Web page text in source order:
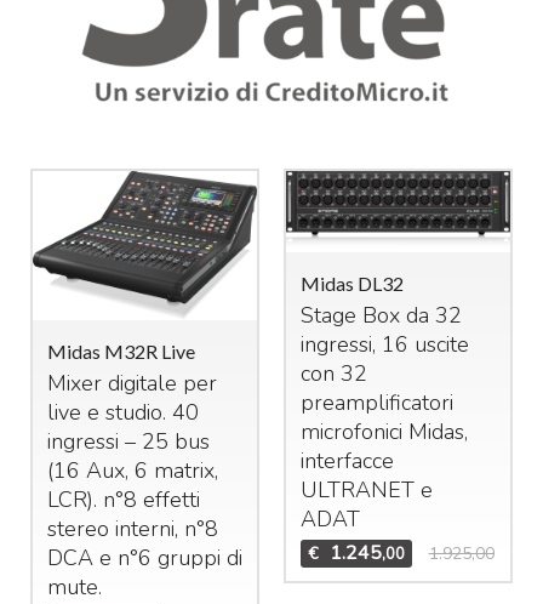
Midas M32R Live
Mixer digitale per
live e studio. 40
ingressi – 25 bus
(16 Aux, 6 matrix,
LCR). n°8 effetti
stereo interni, n°8
DCAe n°6 gruppi di
mute.
Midas DL32
Stage Box da 32
ingressi, 16 uscite
con 32
preamplificatori
microfonici Midas,
interfacce
ULTRANETe
ADAT
€ 1.245,00 1.925,00